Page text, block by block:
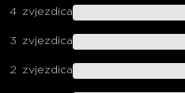
4 zvjezdica
3 zvjezdica
2 zvjezdica